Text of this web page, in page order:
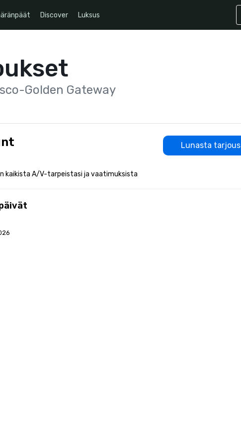
Discover Luksus
Golden Gateway
Lunasta tarjous
kaikista A/V-tarpeistasi ja vaatimuksista